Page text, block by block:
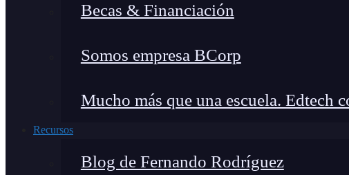
Becas & Financiación
Somos empresa BCorp
Mucho más que una escuela. Edtech
Recursos
Blog de Fernando Rodríguez